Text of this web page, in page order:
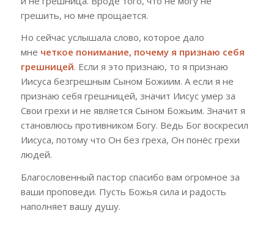
грешить, но мне прощается.
Но сейчас услышала слово, которое дало
мне четкое понимание, почему я признаю себя
грешницей. Если я это признаю, то я признаю
Иисуса безгрешным Сыном Божиим. А если я не
признаю себя грешницей, значит Иисус умер за
Свои грехи и не является Сыном Божьим. Значит я
становлюсь противником Богу. Ведь Бог воскресил
Иисуса, потому что Он без греха, Он понёс грехи
людей.
Благословенный пастор спасибо вам огромное за
ваши проповеди. Пусть Божья сила и радость
наполняет вашу душу.